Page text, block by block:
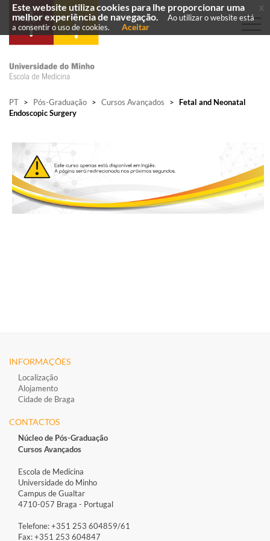
PT > Pós-Graduação > Cursos Avançados >
Fetal and Neonatal
Endoscopic Surgery
INFORMAÇÕES
Localização
Alojamento
Cidade de Braga
CONTACTOS
Núcleo de Pós-Graduação
Cursos Avançados
Escola de Medicina
Universidade do Minho
Campus de Gualtar
4710-057 Braga - Portugal
Telefone: +351 253 604859/61
Fax: +351 253 604847
Este website utiliza cookies para lhe proporcionar uma
melhor experiência de navegação.
Ao utilizar o website está
a consentir o uso de cookies.
Aceitar
x